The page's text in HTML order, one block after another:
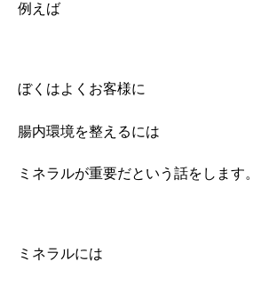
例えば
ぼくはよくお客様に
腸内環境を整えるには
ミネラルが重要だという話をします。
ミネラルには